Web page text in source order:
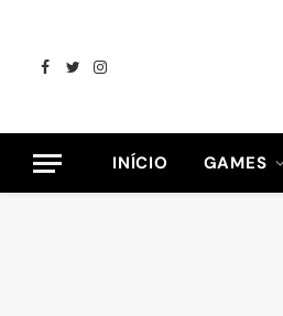
Facebook
TwitterInstagram
INÍCIO GAMES